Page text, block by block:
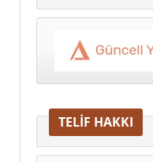
TELİF HAKKI